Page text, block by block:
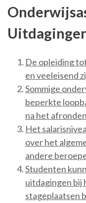
De opleiding
en veeleisend
Sommige
beperkte
na het
Het
over het
andere
Studenten
uitdagingen bij
stageplaatsen